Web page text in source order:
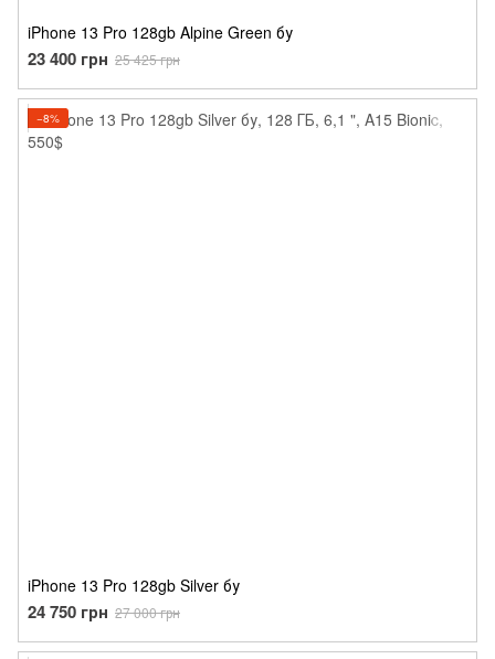
iPhone 13 Pro 128gb Alpine Green бу
23 400 грн 25 425 грн
−8%
iPhone 13 Pro 128gb Silver бу
24 750 грн 27 000 грн